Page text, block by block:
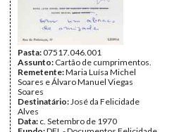
Pasta:07517.046.001
Assunto: Cartão de cumprimentos.
Remetente:Maria Luísa Michel
Soares e Álvaro Manuel Viegas
Soares
Destinatário:José da Felicidade
Alves
Data: c. Setembro de 1970